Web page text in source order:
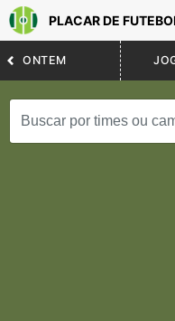
PLACAR DE
ONTEM